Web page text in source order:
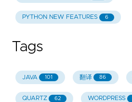
PYTHON NEW FEATURES 6
Tags
JAVA 101 翻译 86
QUARTZ 62 WORDPRESS